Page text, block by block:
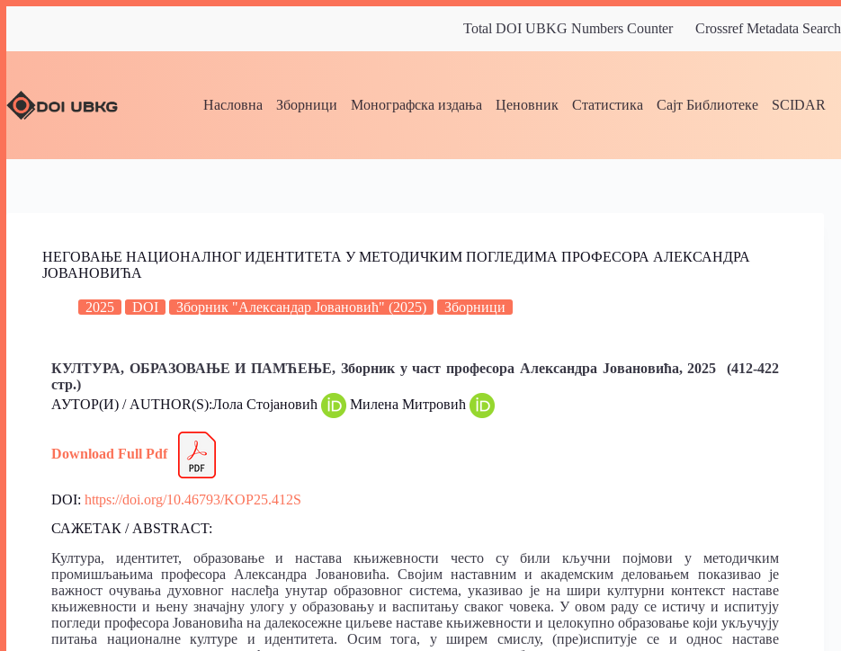
Total DOI UBKG Numbers Counter Crossref Metadata
Насловна Зборници Монографска издања Ценовник Статистика Сајт Библиотеке SCIDAR
НЕГОВАЊЕ НАЦИОНАЛНОГ ИДЕНТИТЕТА У МЕТОДИЧКИМ ПОГЛЕДИМА ПРОФЕСОРА АЛЕКСАНДРА
ЈОВАНОВИЋА
2025 DOI Зборник "Александар Јовановић" (2025) Зборници
КУЛТУРА, ОБРАЗОВАЊЕ И ПАМЋЕЊЕ, Зборник у част професорa Александрa Јовановићa, 2025 (412-422
стр.)
АУТОР(И) / AUTHOR(S):Лола Стојановић
Милена Митровић
Download Full Pdf
DOI: https://doi.org/10.46793/KOP25.412S
САЖЕТАК / ABSTRACT:
Култура, идентитет, образовање и настава књижевности често су били кључни појмови у методичким
промишљањима професора Александра Јовановића. Својим наставним и академским деловањем показивао је
важност очувања духовног наслеђа унутар образовног система, указивао је на шири културни контекст наставе
књижевности и њену значајну улогу у образовању и васпитању сваког човека. У овом раду се истичу и испитују
погледи професора Јовановића на далекосежне циљеве наставе књижевности и целокупно образовање који укључују
питања националне културе и идентитета. Осим тога, у ширем смислу, (пре)испитује се и однос наставе